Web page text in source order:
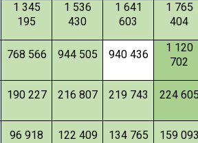
1 345
195
1 536
430
1 641
603
1 765
404
768 566 944 505 940 436
1 120
702
190 227 216 807 219 743 224
96 918 122 409 134 765 159